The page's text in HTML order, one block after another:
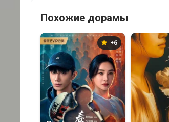
Похожие дорамы
+6